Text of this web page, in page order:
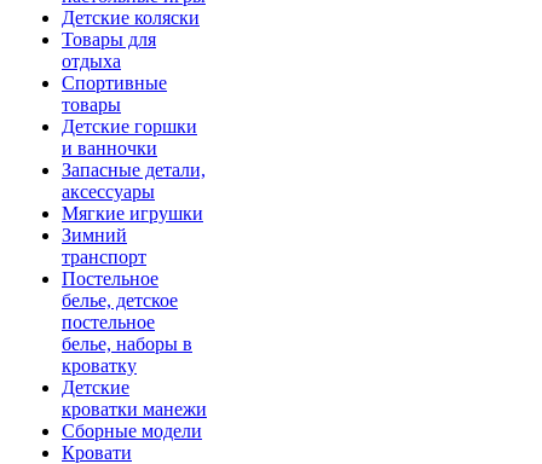
Детские коляски
Товары для
отдыха
Спортивные
товары
Детские горшки
и ванночки
Запасные детали,
аксессуары
Мягкие игрушки
Зимний
транспорт
Постельное
белье, детское
постельное
белье, наборы в
кроватку
Детские
кроватки манежи
Сборные модели
Кровати